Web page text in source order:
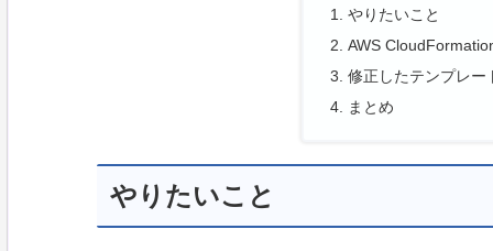
やりたいこと
AWS
修正したテンプレー
まとめ
やりたいこと